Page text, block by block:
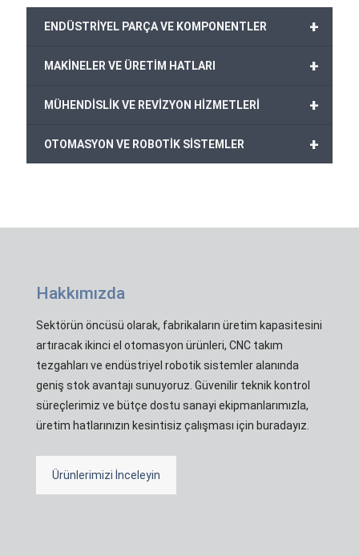
+
ENDÜSTRİYEL PARÇA VE KOMPONENTLER
+
MAKİNELER VE ÜRETİM HATLARI
+
MÜHENDİSLİK VE REVİZYON HİZMETLERİ
+
OTOMASYON VE ROBOTİK SİSTEMLER
Hakkımızda
Sektörün öncüsü olarak, fabrikaların üretim kapasitesini
artıracak ikinci el otomasyon ürünleri, CNC takım
tezgahları ve endüstriyel robotik sistemler alanında
geniş stok avantajı sunuyoruz. Güvenilir teknik kontrol
süreçlerimiz ve bütçe dostu sanayi ekipmanlarımızla,
üretim hatlarınızın kesintisiz çalışması için buradayız.
Ürünlerimizi İnceleyin